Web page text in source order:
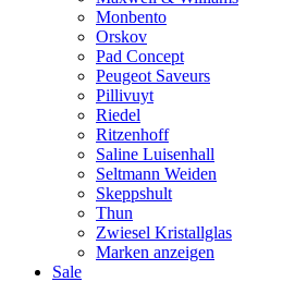
Monbento
Orskov
Pad Concept
Peugeot Saveurs
Pillivuyt
Riedel
Ritzenhoff
Saline Luisenhall
Seltmann Weiden
Skeppshult
Thun
Zwiesel Kristallglas
Marken anzeigen
Sale